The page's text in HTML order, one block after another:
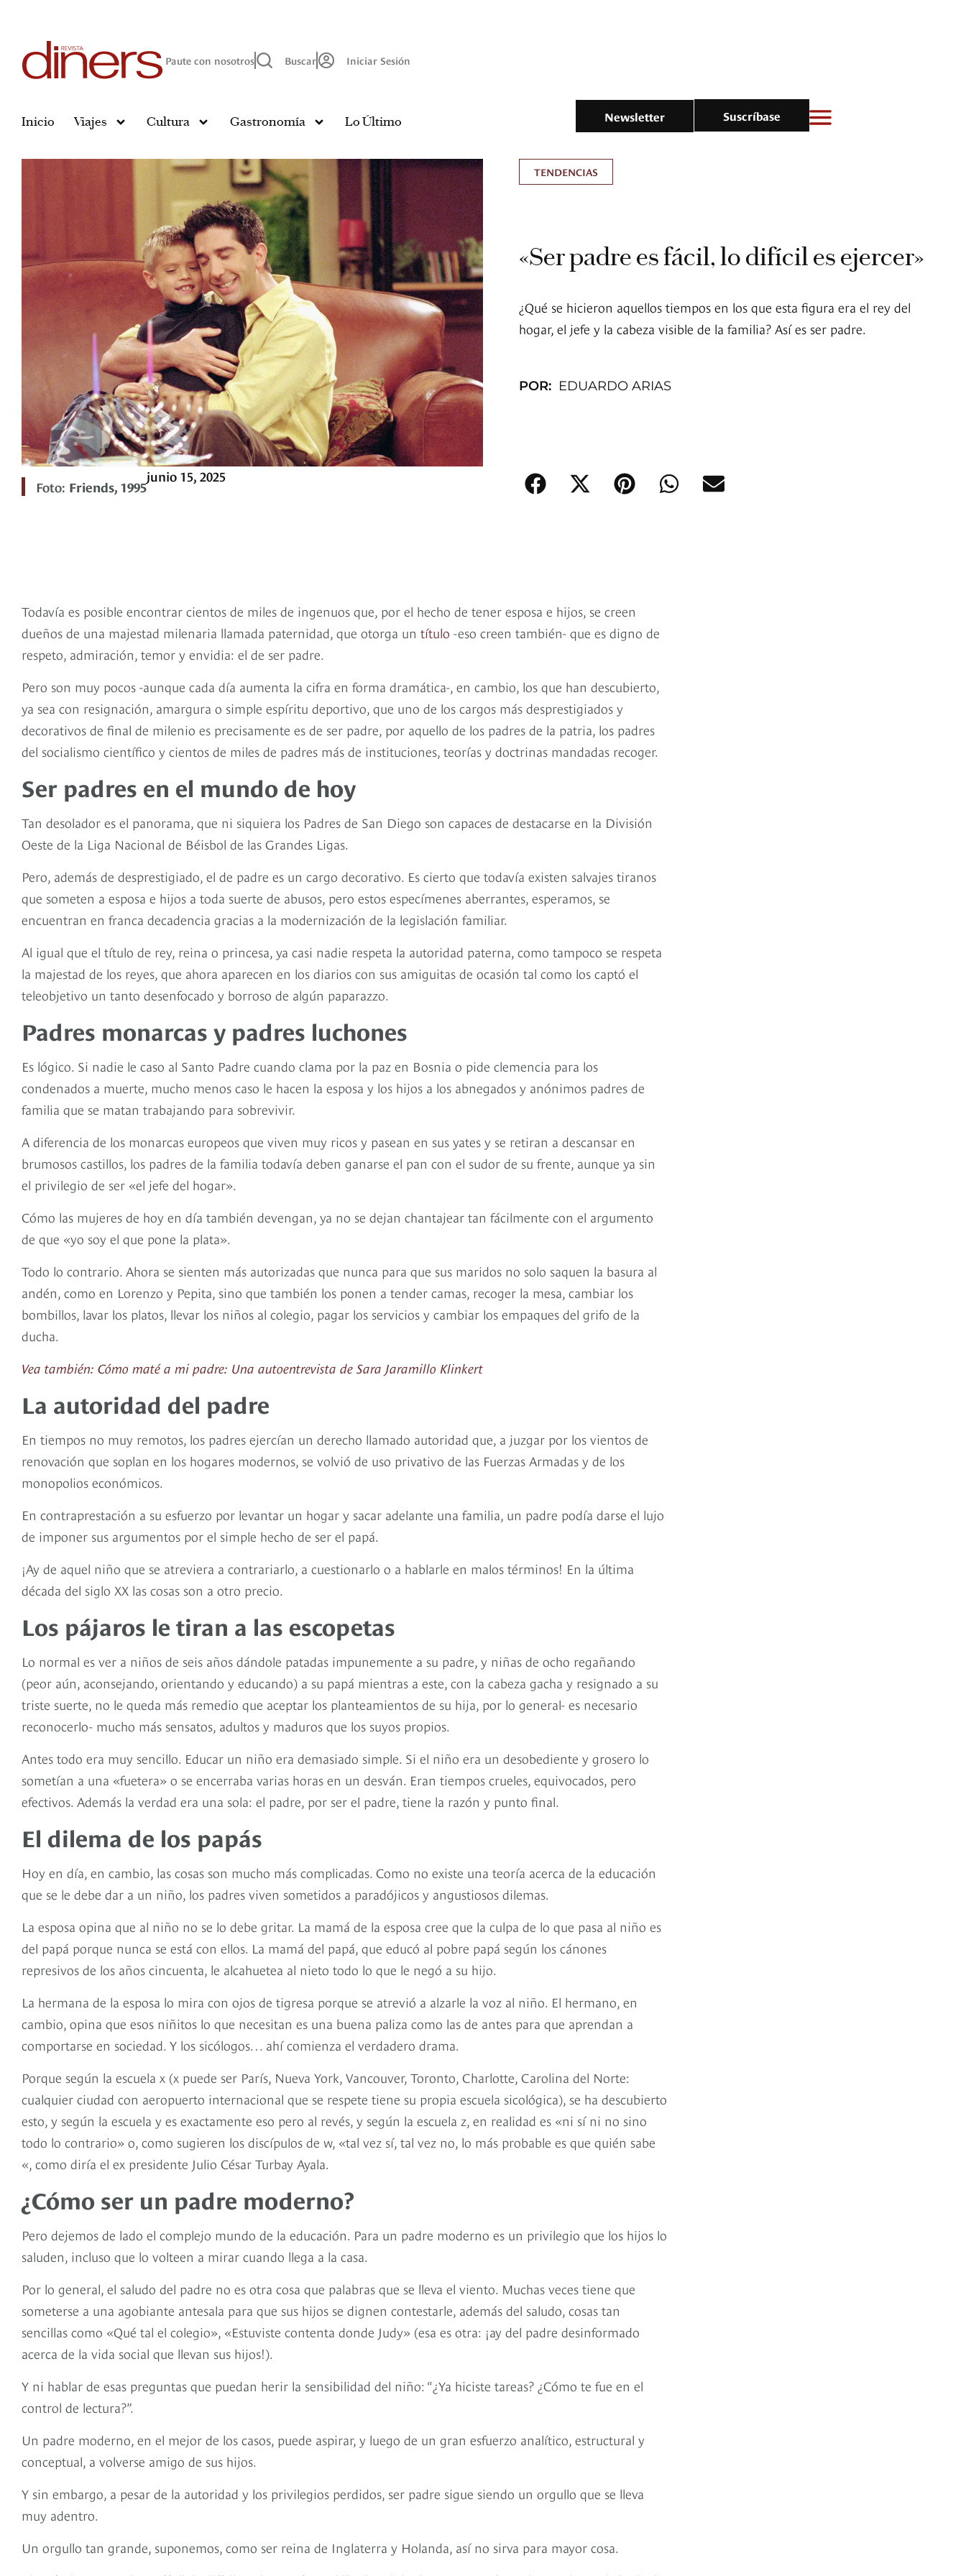
Paute con nosotros Buscar Iniciar Sesión
Inicio Viajes Cultura Gastronomía Lo Último Newsletter Suscríbase
Foto: Friends, 1995
junio 15, 2025
TENDENCIAS
«Ser padre es fácil, lo difícil es ejercer»
¿Qué se hicieron aquellos tiempos en los que esta figura era el rey del
hogar, el jefe y la cabeza visible de la familia? Así es ser padre.
POR: EDUARDO ARIAS
Todavía es posible encontrar cientos de miles de ingenuos que, por el hecho de tener esposa e hijos, se creen
dueños de una majestad milenaria llamada paternidad, que otorga un título -eso creen también- que es digno de
respeto, admiración, temor y envidia: el de ser padre.
Pero son muy pocos -aunque cada día aumenta la cifra en forma dramática-, en cambio, los que han descubierto,
ya sea con resignación, amargura o simple espíritu deportivo, que uno de los cargos más desprestigiados y
decorativos de final de milenio es precisamente es de ser padre, por aquello de los padres de la patria, los padres
del socialismo científico y cientos de miles de padres más de instituciones, teorías y doctrinas mandadas recoger.
Ser padres en el mundo de hoy
Tan desolador es el panorama, que ni siquiera los Padres de San Diego son capaces de destacarse en la División
Oeste de la Liga Nacional de Béisbol de las Grandes Ligas.
Pero, además de desprestigiado, el de padre es un cargo decorativo. Es cierto que todavía existen salvajes tiranos
que someten a esposa e hijos a toda suerte de abusos, pero estos especímenes aberrantes, esperamos, se
encuentran en franca decadencia gracias a la modernización de la legislación familiar.
Al igual que el título de rey, reina o princesa, ya casi nadie respeta la autoridad paterna, como tampoco se respeta
la majestad de los reyes, que ahora aparecen en los diarios con sus amiguitas de ocasión tal como los captó el
teleobjetivo un tanto desenfocado y borroso de algún paparazzo.
Padres monarcas y padres luchones
Es lógico. Si nadie le caso al Santo Padre cuando clama por la paz en Bosnia o pide clemencia para los
condenados a muerte, mucho menos caso le hacen la esposa y los hijos a los abnegados y anónimos padres de
familia que se matan trabajando para sobrevivir.
A diferencia de los monarcas europeos que viven muy ricos y pasean ​​en sus yates y se retiran a descansar en
brumosos castillos, los padres de la familia todavía deben ganarse el pan con el sudor de su frente, aunque ya sin
el privilegio de ser «el jefe del hogar».
Cómo las mujeres de hoy en día también devengan, ya no se dejan chantajear tan fácilmente con el argumento
de que «yo soy el que pone la plata».
Todo lo contrario. Ahora se sienten más autorizadas que nunca para que sus maridos no solo saquen la basura al
andén, como en Lorenzo y Pepita, sino que también los ponen a tender camas, recoger la mesa, cambiar los
bombillos, lavar los platos, llevar los niños al colegio, pagar los servicios y cambiar los empaques del grifo de la
ducha.
Vea también: Cómo maté a mi padre: Una autoentrevista de Sara Jaramillo Klinkert
La autoridad del padre
En tiempos no muy remotos, los padres ejercían un derecho llamado autoridad que, a juzgar por los vientos de
renovación que soplan en los hogares modernos, se volvió de uso privativo de las Fuerzas Armadas y de los
monopolios económicos.
En contraprestación a su esfuerzo por levantar un hogar y sacar adelante una familia, un padre podía darse el lujo
de imponer sus argumentos por el simple hecho de ser el papá.
¡Ay de aquel niño que se atreviera a contrariarlo, a cuestionarlo o a hablarle en malos términos! En la última
década del siglo XX las cosas son a otro precio.
Los pájaros le tiran a las escopetas
Lo normal es ver a niños de seis años dándole patadas impunemente a su padre, y niñas de ocho regañando
(peor aún, aconsejando, orientando y educando) a su papá mientras a este, con la cabeza gacha y resignado a su
triste suerte, no le queda más remedio que aceptar los planteamientos de su hija, por lo general- es necesario
reconocerlo- mucho más sensatos, adultos y maduros que los suyos propios.
Antes todo era muy sencillo. Educar un niño era demasiado simple. Si el niño era un desobediente y grosero lo
sometían a una «fuetera» o se encerraba varias horas en un desván. Eran tiempos crueles, equivocados, pero
efectivos. Además la verdad era una sola: el padre, por ser el padre, tiene la razón y punto final.
El dilema de los papás
Hoy en día, en cambio, las cosas son mucho más complicadas. Como no existe una teoría acerca de la educación
que se le debe dar a un niño, los padres viven sometidos a paradójicos y angustiosos dilemas.
La esposa opina que al niño no se lo debe gritar. La mamá de la esposa cree que la culpa de lo que pasa al niño es
del papá porque nunca se está con ellos. La mamá del papá, que educó al pobre papá según los cánones
represivos de los años cincuenta, le alcahuetea al nieto todo lo que le negó a su hijo.
La hermana de la esposa lo mira con ojos de tigresa porque se atrevió a alzarle la voz al niño. El hermano, en
cambio, opina que esos niñitos lo que necesitan es una buena paliza como las de antes para que aprendan a
comportarse en sociedad. Y los sicólogos… ahí comienza el verdadero drama.
Porque según la escuela x (x puede ser París, Nueva York, Vancouver, Toronto, Charlotte, Carolina del Norte:
cualquier ciudad con aeropuerto internacional que se respete tiene su propia escuela sicológica), se ha descubierto
esto, y según la escuela y es exactamente eso pero al revés, y según la escuela z, en realidad es «ni sí ni no sino
todo lo contrario» o, como sugieren los discípulos de w, «tal vez sí, tal vez no, lo más probable es que quién sabe
«, como diría el ex presidente Julio César Turbay Ayala.
¿Cómo ser un padre moderno?
Pero dejemos de lado el complejo mundo de la educación. Para un padre moderno es un privilegio que los hijos lo
saluden, incluso que lo volteen a mirar cuando llega a la casa.
Por lo general, el saludo del padre no es otra cosa que palabras que se lleva el viento. Muchas veces tiene que
someterse a una agobiante antesala para que sus hijos se dignen contestarle, además del saludo, cosas tan
sencillas como «Qué tal el colegio», «Estuviste contenta donde Judy» (esa es otra: ¡ay del padre desinformado
acerca de la vida social que llevan sus hijos!).
Y ni hablar de esas preguntas que puedan herir la sensibilidad del niño: “¿Ya hiciste tareas? ¿Cómo te fue en el
control de lectura?”.
Un padre moderno, en el mejor de los casos, puede aspirar, y luego de un gran esfuerzo analítico, estructural y
conceptual, a volverse amigo de sus hijos.
Y sin embargo, a pesar de la autoridad y los privilegios perdidos, ser padre sigue siendo un orgullo que se lleva
muy adentro.
Un orgullo tan grande, suponemos, como ser reina de Inglaterra y Holanda, así no sirva para mayor cosa.